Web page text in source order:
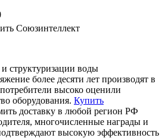
Союзинтеллект
структуризации воды
более десяти лет производят в
высоко оценили
оборудования. Купить
доставку в любой регион РФ
многочисленные награды и
высокую эффективность